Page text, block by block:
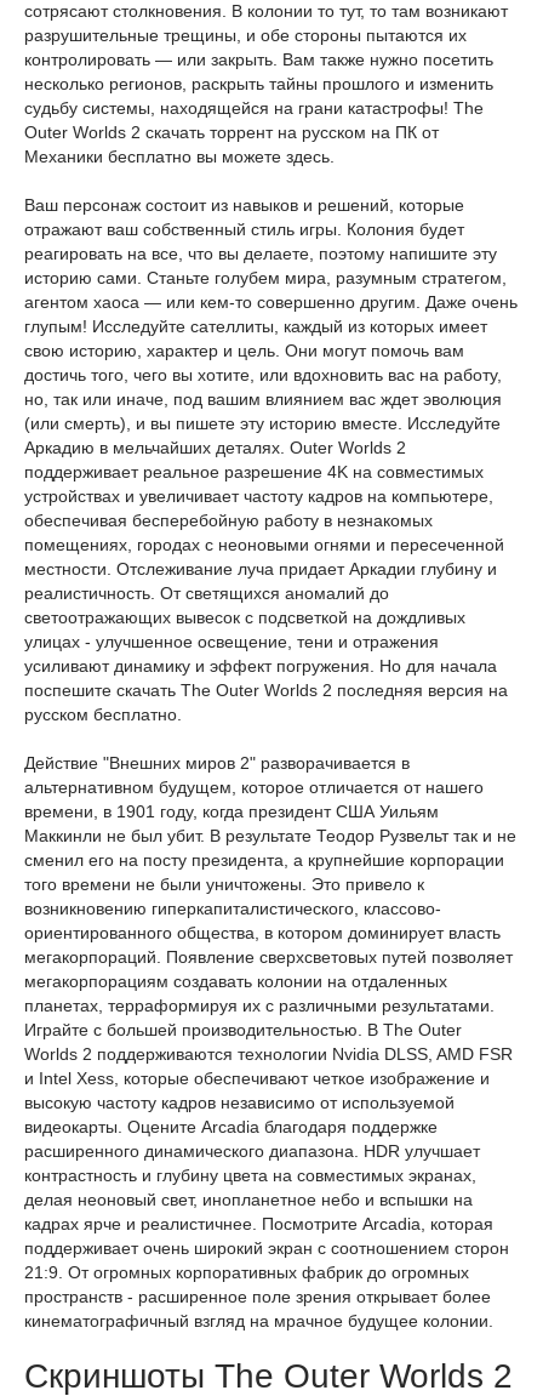
сотрясают столкновения. В колонии то тут, то там возникают
разрушительные трещины, и обе стороны пытаются их
контролировать — или закрыть. Вам также нужно посетить
несколько регионов, раскрыть тайны прошлого и изменить
судьбу системы, находящейся на грани катастрофы! The
Outer Worlds 2 скачать торрент на русском на ПК от
Механики бесплатно вы можете здесь.
Ваш персонаж состоит из навыков и решений, которые
отражают ваш собственный стиль игры. Колония будет
реагировать на все, что вы делаете, поэтому напишите эту
историю сами. Станьте голубем мира, разумным стратегом,
агентом хаоса — или кем-то совершенно другим. Даже очень
глупым! Исследуйте сателлиты, каждый из которых имеет
свою историю, характер и цель. Они могут помочь вам
достичь того, чего вы хотите, или вдохновить вас на работу,
но, так или иначе, под вашим влиянием вас ждет эволюция
(или смерть), и вы пишете эту историю вместе. Исследуйте
Аркадию в мельчайших деталях. Outer Worlds 2
поддерживает реальное разрешение 4K на совместимых
устройствах и увеличивает частоту кадров на компьютере,
обеспечивая бесперебойную работу в незнакомых
помещениях, городах с неоновыми огнями и пересеченной
местности. Отслеживание луча придает Аркадии глубину и
реалистичность. От светящихся аномалий до
светоотражающих вывесок с подсветкой на дождливых
улицах - улучшенное освещение, тени и отражения
усиливают динамику и эффект погружения. Но для начала
поспешите скачать The Outer Worlds 2 последняя версия на
русском бесплатно.
Действие "Внешних миров 2" разворачивается в
альтернативном будущем, которое отличается от нашего
времени, в 1901 году, когда президент США Уильям
Маккинли не был убит. В результате Теодор Рузвельт так и не
сменил его на посту президента, а крупнейшие корпорации
того времени не были уничтожены. Это привело к
возникновению гиперкапиталистического, классово-
ориентированного общества, в котором доминирует власть
мегакорпораций. Появление сверхсветовых путей позволяет
мегакорпорациям создавать колонии на отдаленных
планетах, терраформируя их с различными результатами.
Играйте с большей производительностью. В The Outer
Worlds 2 поддерживаются технологии Nvidia DLSS, AMD FSR
и Intel Xess, которые обеспечивают четкое изображение и
высокую частоту кадров независимо от используемой
видеокарты. Оцените Arcadia благодаря поддержке
расширенного динамического диапазона. HDR улучшает
контрастность и глубину цвета на совместимых экранах,
делая неоновый свет, инопланетное небо и вспышки на
кадрах ярче и реалистичнее. Посмотрите Arcadia, которая
поддерживает очень широкий экран с соотношением сторон
21:9. От огромных корпоративных фабрик до огромных
пространств - расширенное поле зрения открывает более
кинематографичный взгляд на мрачное будущее колонии.
Скриншоты The Outer Worlds 2